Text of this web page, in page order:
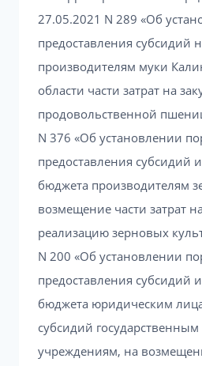
27.05.2021 N 289 «Об
предоставления субсидий
производителям муки
области части затрат на
продовольственной
N 376 «Об установлении
предоставления субсидий
бюджета производителям
возмещение части затрат
реализацию зерновых
N 200 «Об установлении
предоставления субсидий
бюджета юридическим
субсидий
учреждениям, на